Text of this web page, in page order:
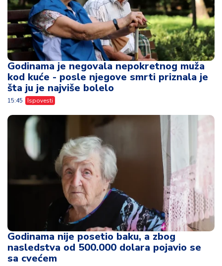
Godinama je negovala nepokretnog muža
kod kuće - posle njegove smrti priznala je
šta ju je najviše bolelo
15:45 Ispovesti
Godinama nije posetio baku, a zbog
nasledstva od 500.000 dolara pojavio se
sa cvećem